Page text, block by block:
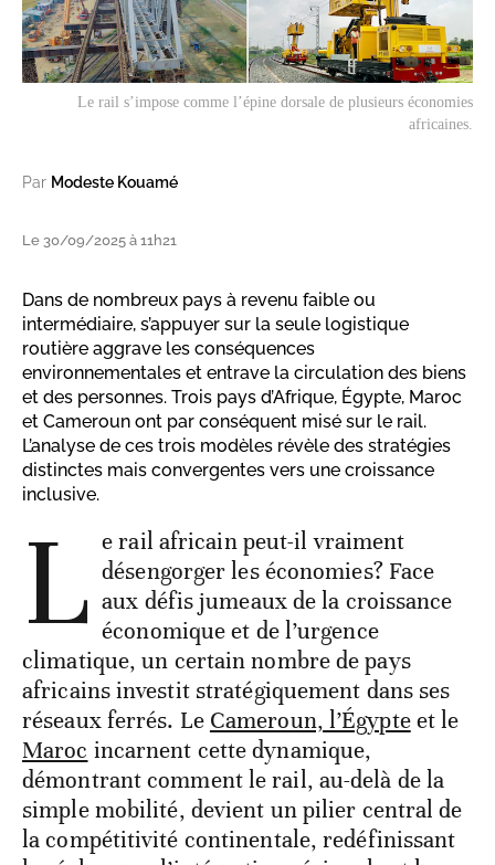
Le rail s’impose comme l’épine dorsale de plusieurs économies
africaines.
Par Modeste Kouamé
Le 30/09/2025 à 11h21
Dans de nombreux pays à revenu faible ou
intermédiaire, s’appuyer sur la seule logistique
routière aggrave les conséquences
environnementales et entrave la circulation des biens
et des personnes. Trois pays d’Afrique, Égypte, Maroc
et Cameroun ont par conséquent misé sur le rail.
L’analyse de ces trois modèles révèle des stratégies
distinctes mais convergentes vers une croissance
inclusive.
L e rail africain peut-il vraiment
désengorger les économies? Face
aux défis jumeaux de la croissance
économique et de l’urgence
climatique, un certain nombre de pays
africains investit stratégiquement dans ses
réseaux ferrés. Le Cameroun, l’Égypteet le
Maroc incarnent cette dynamique,
démontrant comment le rail, au-delà de la
simple mobilité, devient un pilier central de
la compétitivité continentale, redéfinissant